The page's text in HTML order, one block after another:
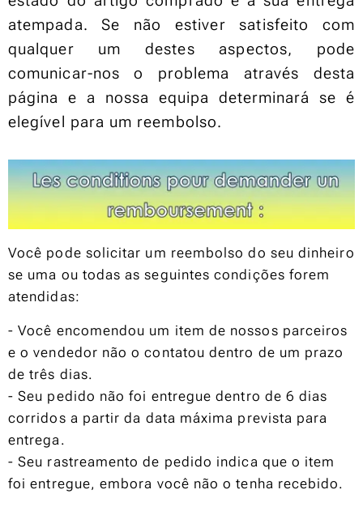
atempada. Se não estiver satisfeito com
qualquer um destes aspectos, pode
comunicar-nos o problema através desta
página e a nossa equipa determinará se é
elegível para um reembolso.
Você pode solicitar um reembolso do seu dinheiro
se uma ou todas as seguintes condições forem
atendidas:
- Você encomendou um item de nossos parceiros
e o vendedor não o contatou dentro de um prazo
de três dias.
- Seu pedido não foi entregue dentro de 6 dias
corridos a partir da data máxima prevista para
entrega.
- Seu rastreamento de pedido indica que o item
foi entregue, embora você não o tenha recebido.